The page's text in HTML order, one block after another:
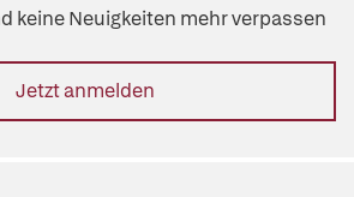
keine Neuigkeiten mehr verpassen
Jetzt anmelden